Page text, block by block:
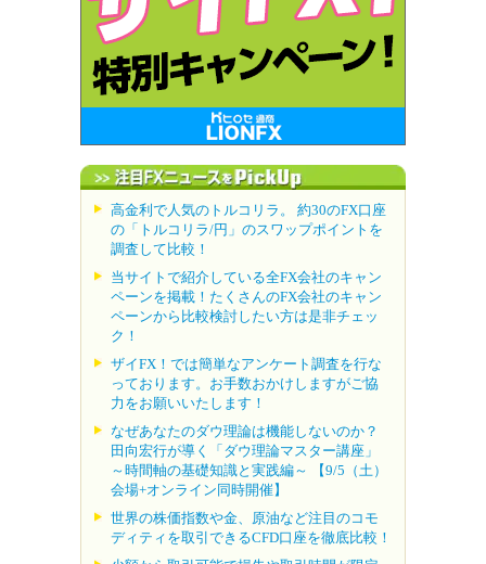
高金利で人気のトルコリラ。 約30のFX口座
の「トルコリラ/円」のスワップポイントを
調査して比較！
当サイトで紹介している全FX会社のキャン
ペーンを掲載！たくさんのFX会社のキャン
ペーンから比較検討したい方は是非チェッ
ク！
ザイFX！では簡単なアンケート調査を行な
っております。お手数おかけしますがご協
力をお願いいたします！
なぜあなたのダウ理論は機能しないのか？
田向宏行が導く「ダウ理論マスター講座」
～時間軸の基礎知識と実践編～ 【9/5（土）
会場+オンライン同時開催】
世界の株価指数や金、原油など注目のコモ
ディティを取引できるCFD口座を徹底比較！